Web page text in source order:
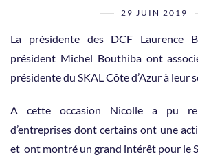
29 JUIN 2019
La présidente des DCF Laurence
président Michel Bouthiba ont
présidente du SKAL Côte d’Azur à leur
A cette occasion Nicolle a pu
d’entreprises dont certains ont une
et ont montré un grand intérêt pour le